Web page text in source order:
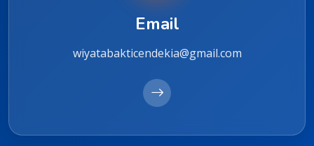
Email
wiyatabakticendekia@gmail.com